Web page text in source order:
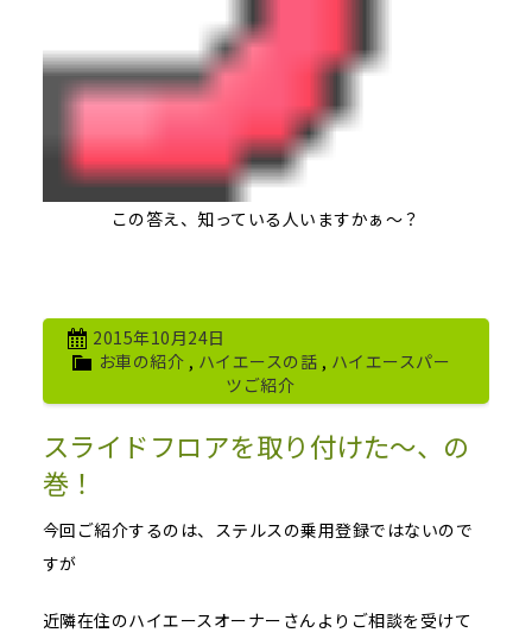
この答え、知っている人いますかぁ～？
2015年10月24日
お車の紹介 , ハイエースの話 , ハイエースパー
ツご紹介
スライドフロアを取り付けた～、の
巻！
今回ご紹介するのは、ステルスの乗用登録ではないので
すが
近隣在住のハイエースオーナーさんよりご相談を受けて